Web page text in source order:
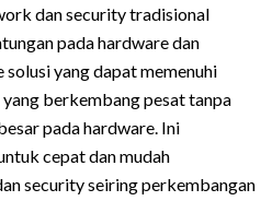
dan security tradisional
pada hardware dan
yang dapat memenuhi
berkembang pesat tanpa
pada hardware. Ini
cepat dan mudah
security seiring perkembangan